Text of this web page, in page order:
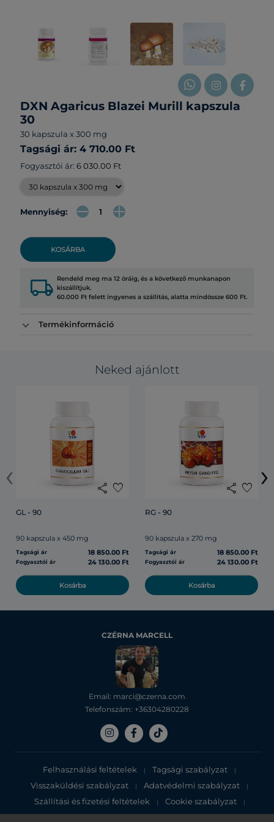
DXN Agaricus Blazei Murill kapszula
30
30 kapszula x 300 mg
Tagsági ár: 4 710.00 Ft
Fogyasztói ár: 6 030.00 Ft
Mennyiség:
KOSÁRBA
local_shipping Rendeld meg ma 12 óráig, és a következő munkanapon
kiszállítjuk.
60.000 Ft felett ingyenes a szállítás, alatta mindössze 600 Ft.
Termékinformáció
Neked ajánlott
share favorite
GL - 90
90 kapszula x 450 mg
Tagsági ár 18 850.00 Ft
Fogyasztói ár 24 130.00 Ft
Kosárba
share favorite
RG - 90
90 kapszula x 270 mg
Tagsági ár 18 850.00 Ft
Fogyasztói ár 24 130.00 Ft
Kosárba
‹ ›
CZÉRNA MARCELL
Email: marci@czerna.com
Telefonszám: +36304280228
Felhasználási feltételek | Tagsági szabályzat |
Visszaküldési szabályzat | Adatvédelmi szabályzat |
Szállítási és fizetési feltételek | Cookie szabályzat |
Adatvédelmi tájékoztató